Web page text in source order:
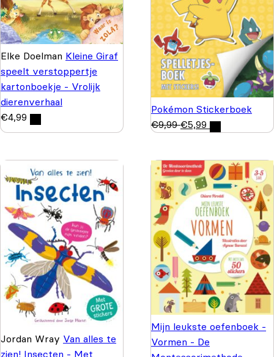
Elke Doelman Kleine Giraf
speelt verstoppertje
kartonboekje - Vrolijk
dierenverhaal
€4,99
Pokémon Stickerboek
€9,99 €5,99
Jordan Wray Van alles te
zien! Insecten - Met
Mijn leukste oefenboek -
Vormen - De